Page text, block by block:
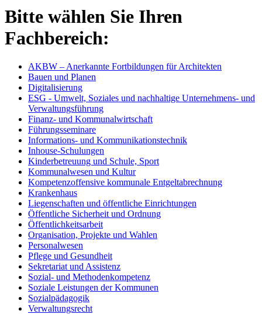
Bitte wählen Sie Ihren
Fachbereich:
AKBW – Anerkannte Fortbildungen für Architekten
Bauen und Planen
Digitalisierung
ESG - Umwelt, Soziales und nachhaltige Unternehmens- und
Verwaltungsführung
Finanz- und Kommunalwirtschaft
Führungsseminare
Informations- und Kommunikationstechnik
Inhouse-Schulungen
Kinderbetreuung und Schule, Sport
Kommunalwesen und Kultur
Kompetenzoffensive kommunale Entgeltabrechnung
Krankenhaus
Liegenschaften und öffentliche Einrichtungen
Öffentliche Sicherheit und Ordnung
Öffentlichkeitsarbeit
Organisation, Projekte und Wahlen
Personalwesen
Pflege und Gesundheit
Sekretariat und Assistenz
Sozial- und Methodenkompetenz
Soziale Leistungen der Kommunen
Sozialpädagogik
Verwaltungsrecht